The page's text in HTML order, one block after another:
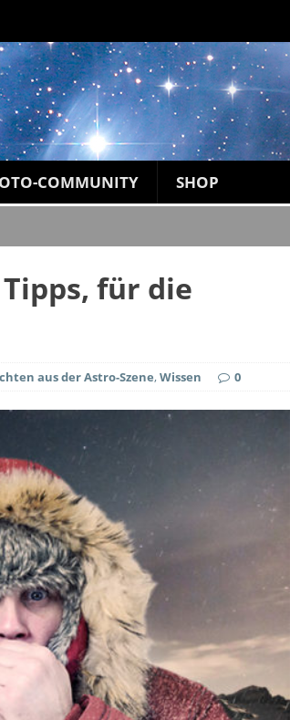
COMMUNITY SHOP
für die
aus der Astro-Szene,Wissen 0